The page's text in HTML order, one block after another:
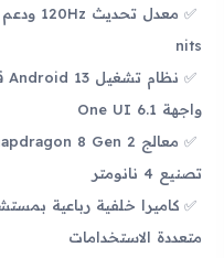
nits
واجهة One UI 6.1
تصنيع 4 نانومتر
متعددة الاستخدامات